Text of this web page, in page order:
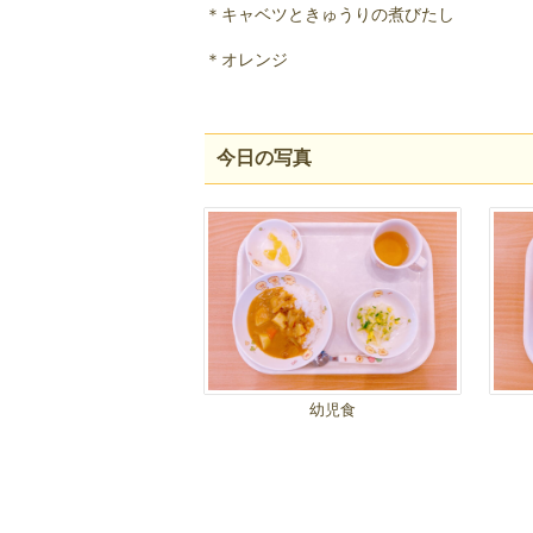
＊キャベツときゅうりの煮びたし
＊オレンジ
今日の写真
幼児食